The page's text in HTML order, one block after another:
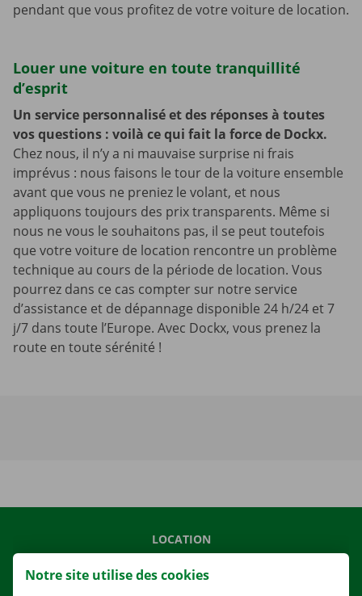
pendant que vous profitez de votre voiture de location.
Louer une voiture en toute tranquillité
d’esprit
Un service personnalisé et des réponses à toutes
vos questions : voilà ce qui fait la force de Dockx.
Chez nous, il n’y a ni mauvaise surprise ni frais
imprévus : nous faisons le tour de la voiture ensemble
avant que vous ne preniez le volant, et nous
appliquons toujours des prix transparents. Même si
nous ne vous le souhaitons pas, il se peut toutefois
que votre voiture de location rencontre un problème
technique au cours de la période de location. Vous
pourrez dans ce cas compter sur notre service
d’assistance et de dépannage disponible 24 h/24 et 7
j/7 dans toute l’Europe. Avec Dockx, vous prenez la
route en toute sérénité !
LOCATION
Notre site utilise des cookies